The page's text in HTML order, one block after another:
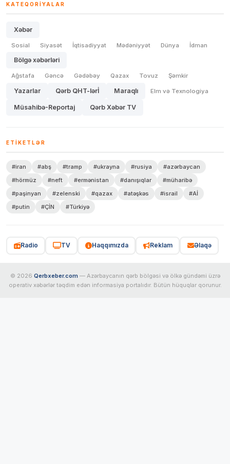
KATEQORIYALAR
Xəbər
Sosial Siyasət İqtisadiyyat Mədəniyyət Dünya İdman
Bölgə xəbərləri
Ağstafa Gəncə Gədəbəy Qazax Tovuz Şəmkir
Yazarlar Qərb QHT-lərİ Maraqlı Elm və Texnologiya
Müsahibə-Reportaj Qərb Xəbər TV
ETIKETLƏR
#iran #abş #tramp #ukrayna #rusiya
#azərbaycan
#hörmüz
#neft #ermənistan #danışıqlar
#müharibə
#paşinyan
#zelenski #qazax #atəşkəs #israil
#Aİ
#putin
#ÇİN #Türkiyə
Radio TV Haqqımızda Reklam Əlaqə
© 2026 Qerbxeber.com — Azərbaycanın qərb bölgəsi və ölkə gündəmi üzrə
operativ xəbərlər təqdim edən informasiya portalıdır. Bütün hüquqlar qorunur.